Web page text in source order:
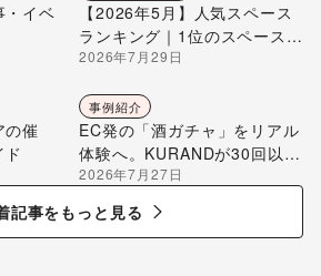
・イベ
【2026年5月】人気スペース
ランキング｜1位のスペースを
編集部が解説
2026年7月29日
の催
事例紹介
EC発の「酒ガチャ」をリアル
体験へ。KURANDが30回以上
のポップアップ出店で届け
る“新しいお酒との出会い”
2026年7月27日
記事をもっと見る